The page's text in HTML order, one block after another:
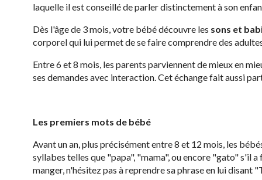
laquelle il est conseillé de parler distinctement à son
Dès l'âge de 3 mois, votre bébé découvre les sons et
corporel qui lui permet de se faire comprendre des
Entre 6 et 8 mois, les parents parviennent de mieux en
ses demandes avec interaction. Cet échange fait aussi
Les premiers mots de bébé
Avant un an, plus précisément entre 8 et 12 mois, les
syllabes telles que "papa", "mama", ou encore "gato" s'il
manger, n'hésitez pas à reprendre sa phrase en lui disant